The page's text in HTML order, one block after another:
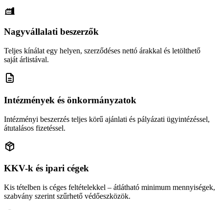
Nagyvállalati beszerzők
Teljes kínálat egy helyen, szerződéses nettó árakkal és letölthető
saját árlistával.
Intézmények és önkormányzatok
Intézményi beszerzés teljes körű ajánlati és pályázati ügyintézéssel,
átutalásos fizetéssel.
KKV-k és ipari cégek
Kis tételben is céges feltételekkel – átlátható minimum mennyiségek,
szabvány szerint szűrhető védőeszközök.